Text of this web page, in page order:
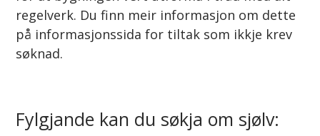
regelverk. Du finn meir informasjon om dette
på informasjonssida for tiltak som ikkje krev
søknad.
Fylgjande kan du søkja om sjølv: